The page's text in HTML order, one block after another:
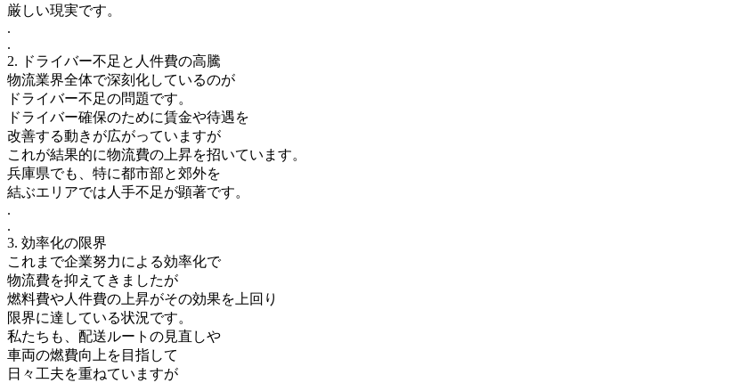
厳しい現実です。
.
.
2. ドライバー不足と人件費の高騰
物流業界全体で深刻化しているのが
ドライバー不足の問題です。
ドライバー確保のために賃金や待遇を
改善する動きが広がっていますが
これが結果的に物流費の上昇を招いています。
兵庫県でも、特に都市部と郊外を
結ぶエリアでは人手不足が顕著です。
.
.
3. 効率化の限界
これまで企業努力による効率化で
物流費を抑えてきましたが
燃料費や人件費の上昇がその効果を上回り
限界に達している状況です。
私たちも、配送ルートの見直しや
車両の燃費向上を目指して
日々工夫を重ねていますが